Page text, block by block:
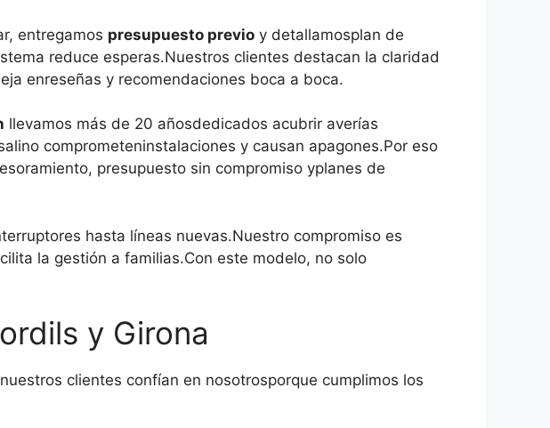
entregamos presupuesto previo y detallamosplan de
reduce esperas.Nuestros clientes destacan la claridad
enreseñas y recomendaciones boca a boca.
llevamos más de 20 añosdedicados acubrir averías
comprometeninstalaciones y causan apagones.Por eso
presupuesto sin compromiso yplanes de
hasta líneas nuevas.Nuestro compromiso es
la gestión a familias.Con este modelo, no solo
y Girona
clientes confían en nosotrosporque cumplimos los